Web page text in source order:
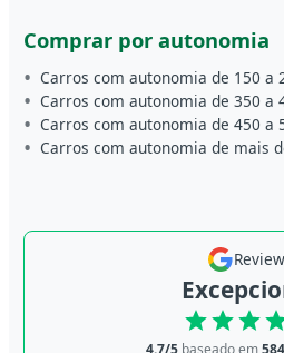
Comprar por autonomia
Carros com autonomia de 150 a
Carros com autonomia de 350 a
Carros com autonomia de 450 a
Carros com autonomia de mais
4.7/5baseado em584